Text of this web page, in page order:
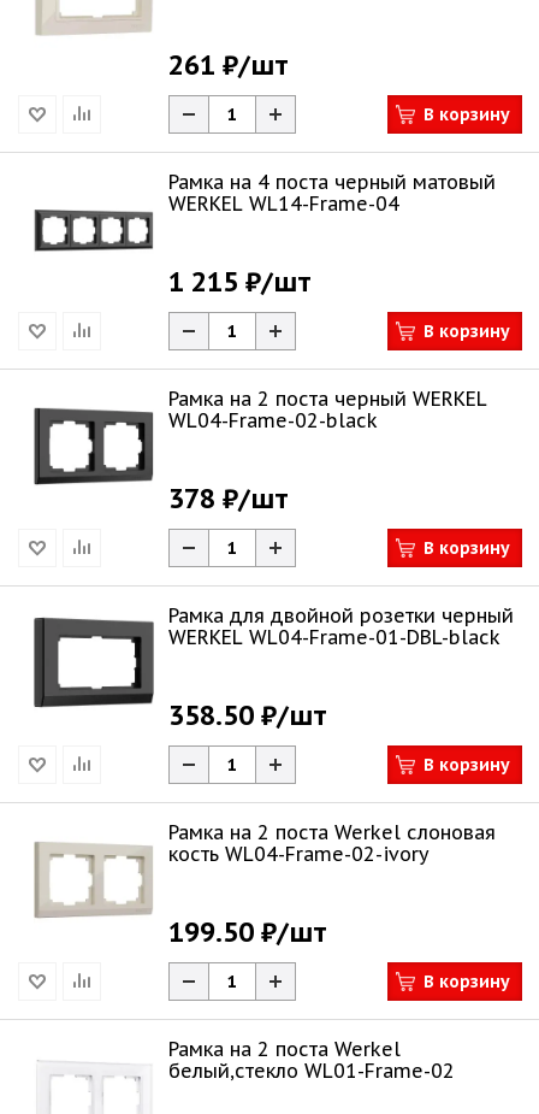
261 ₽/шт
В корзину
Рамка на 4 поста черный матовый
WERKEL WL14-Frame-04
1 215 ₽/шт
В корзину
Рамка на 2 поста черный WERKEL
WL04-Frame-02-black
378 ₽/шт
В корзину
Рамка для двойной розетки черный
WERKEL WL04-Frame-01-DBL-black
358.50 ₽/шт
В корзину
Рамка на 2 поста Werkel слоновая
кость WL04-Frame-02-ivory
199.50 ₽/шт
В корзину
Рамка на 2 поста Werkel
белый,стекло WL01-Frame-02